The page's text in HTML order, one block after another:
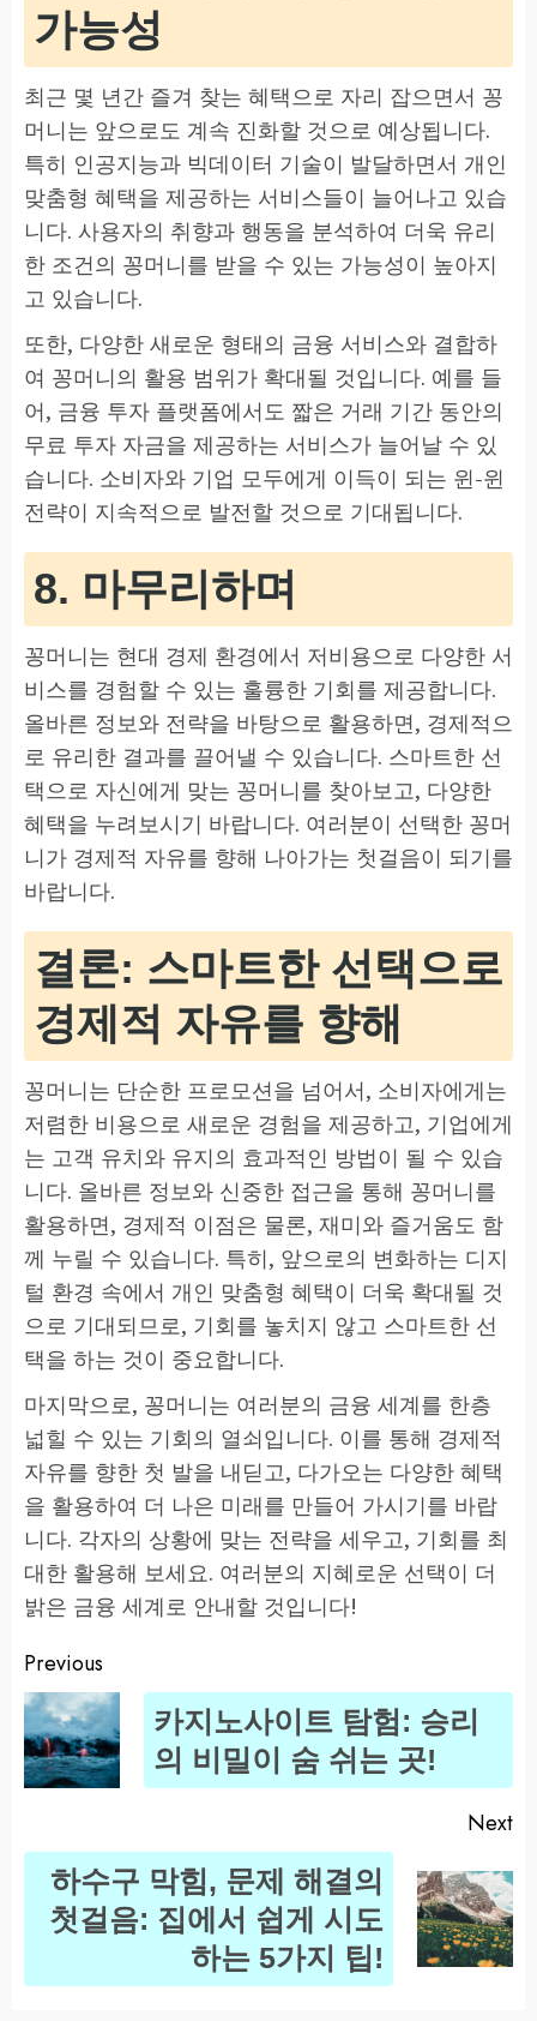
가능성
최근 몇 년간 즐겨 찾는 혜택으로 자리 잡으면서 꽁
머니는 앞으로도 계속 진화할 것으로 예상됩니다.
특히 인공지능과 빅데이터 기술이 발달하면서 개인
맞춤형 혜택을 제공하는 서비스들이 늘어나고 있습
니다. 사용자의 취향과 행동을 분석하여 더욱 유리
한 조건의 꽁머니를 받을 수 있는 가능성이 높아지
고 있습니다.
또한, 다양한 새로운 형태의 금융 서비스와 결합하
여 꽁머니의 활용 범위가 확대될 것입니다. 예를 들
어, 금융 투자 플랫폼에서도 짧은 거래 기간 동안의
무료 투자 자금을 제공하는 서비스가 늘어날 수 있
습니다. 소비자와 기업 모두에게 이득이 되는 윈-윈
전략이 지속적으로 발전할 것으로 기대됩니다.
8. 마무리하며
꽁머니는 현대 경제 환경에서 저비용으로 다양한 서
비스를 경험할 수 있는 훌륭한 기회를 제공합니다.
올바른 정보와 전략을 바탕으로 활용하면, 경제적으
로 유리한 결과를 끌어낼 수 있습니다. 스마트한 선
택으로 자신에게 맞는 꽁머니를 찾아보고, 다양한
혜택을 누려보시기 바랍니다. 여러분이 선택한 꽁머
니가 경제적 자유를 향해 나아가는 첫걸음이 되기를
바랍니다.
결론: 스마트한 선택으로
경제적 자유를 향해
꽁머니는 단순한 프로모션을 넘어서, 소비자에게는
저렴한 비용으로 새로운 경험을 제공하고, 기업에게
는 고객 유치와 유지의 효과적인 방법이 될 수 있습
니다. 올바른 정보와 신중한 접근을 통해 꽁머니를
활용하면, 경제적 이점은 물론, 재미와 즐거움도 함
께 누릴 수 있습니다. 특히, 앞으로의 변화하는 디지
털 환경 속에서 개인 맞춤형 혜택이 더욱 확대될 것
으로 기대되므로, 기회를 놓치지 않고 스마트한 선
택을 하는 것이 중요합니다.
마지막으로, 꽁머니는 여러분의 금융 세계를 한층
넓힐 수 있는 기회의 열쇠입니다. 이를 통해 경제적
자유를 향한 첫 발을 내딛고, 다가오는 다양한 혜택
을 활용하여 더 나은 미래를 만들어 가시기를 바랍
니다. 각자의 상황에 맞는 전략을 세우고, 기회를 최
대한 활용해 보세요. 여러분의 지혜로운 선택이 더
밝은 금융 세계로 안내할 것입니다!
Post
navigation
Previous
카지노사이트 탐험: 승리
의 비밀이 숨 쉬는 곳!
Next
Next
post:
하수구 막힘, 문제 해결의
첫걸음: 집에서 쉽게 시도
하는 5가지 팁!